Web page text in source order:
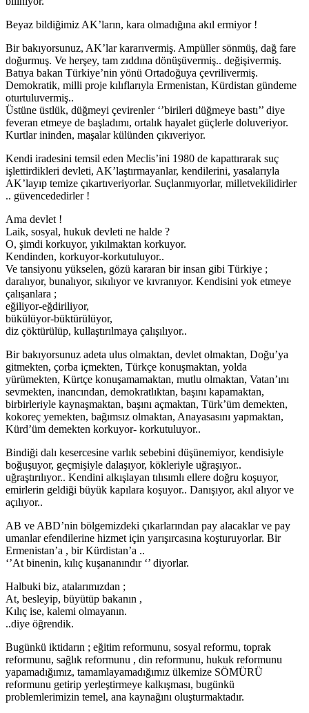
Beyaz bildiğimiz AK’ların, kara olmadığına akıl ermiyor !
Bir bakıyorsunuz, AK’lar kararıvermiş. Ampüller sönmüş, dağ fare
doğurmuş. Ve herşey, tam zıddına dönüşüvermiş.. değişivermiş.
Batıya bakan Türkiye’nin yönü Ortadoğuya çevrilivermiş.
Demokratik, milli proje kılıflarıyla Ermenistan, Kürdistan gündeme
oturtuluvermiş..
Üstüne üstlük, düğmeyi çevirenler ‘’birileri düğmeye bastı’’ diye
feveran etmeye de başladımı, ortalık hayalet güçlerle doluveriyor.
Kurtlar ininden, maşalar külünden çıkıveriyor.
Kendi iradesini temsil eden Meclis’ini 1980 de kapattırarak suç
işlettirdikleri devleti, AK’laştırmayanlar, kendilerini, yasalarıyla
AK’layıp temize çıkartıveriyorlar. Suçlanmıyorlar, milletvekilidirler
.. güvencededirler !
Ama devlet !
Laik, sosyal, hukuk devleti ne halde ?
O, şimdi korkuyor, yıkılmaktan korkuyor.
Kendinden, korkuyor-korkutuluyor..
Ve tansiyonu yükselen, gözü kararan bir insan gibi Türkiye ;
daralıyor, bunalıyor, sıkılıyor ve kıvranıyor. Kendisini yok etmeye
çalışanlara ;
eğiliyor-eğdiriliyor,
bükülüyor-büktürülüyor,
diz çöktürülüp, kullaştırılmaya çalışılıyor..
Bir bakıyorsunuz adeta ulus olmaktan, devlet olmaktan, Doğu’ya
gitmekten, çorba içmekten, Türkçe konuşmaktan, yolda
yürümekten, Kürtçe konuşamamaktan, mutlu olmaktan, Vatan’ını
sevmekten, inancından, demokratlıktan, başını kapamaktan,
birbirleriyle kaynaşmaktan, başını açmaktan, Türk’üm demekten,
kokoreç yemekten, bağımsız olmaktan, Anayasasını yapmaktan,
Kürd’üm demekten korkuyor- korkutuluyor..
Bindiği dalı kesercesine varlık sebebini düşünemiyor, kendisiyle
boğuşuyor, geçmişiyle dalaşıyor, kökleriyle uğraşıyor..
uğraştırılıyor.. Kendini alkışlayan tılısımlı ellere doğru koşuyor,
emirlerin geldiği büyük kapılara koşuyor.. Danışıyor, akıl alıyor ve
açılıyor..
AB ve ABD’nin bölgemizdeki çıkarlarından pay alacaklar ve pay
umanlar efendilerine hizmet için yarışırcasına koşturuyorlar. Bir
Ermenistan’a , bir Kürdistan’a ..
‘’At binenin, kılıç kuşananındır ‘’ diyorlar.
Halbuki biz, atalarımızdan ;
At, besleyip, büyütüp bakanın ,
Kılıç ise, kalemi olmayanın.
..diye öğrendik.
Bugünkü iktidarın ; eğitim reformunu, sosyal reformu, toprak
reformunu, sağlık reformunu , din reformunu, hukuk reformunu
yapamadığımız, tamamlayamadığımız ülkemize SÖMÜRÜ
reformunu getirip yerleştirmeye kalkışması, bugünkü
problemlerimizin temel, ana kaynağını oluşturmaktadır.